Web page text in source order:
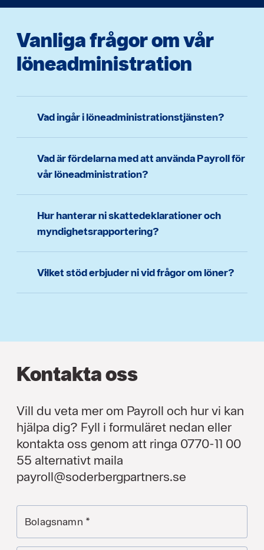
Vanliga frågor om vår
löne­administration
Vad ingår i löneadministrationstjänsten?
Vad är fördelarna med att använda Payroll för
vår löneadministration?
Hur hanterar ni skattedeklarationer och
myndighetsrapportering?
Vilket stöd erbjuder ni vid frågor om löner?
Kontakta oss
Vill du veta mer om Payroll och hur vi kan
hjälpa dig? Fyll i formuläret nedan eller
kontakta oss genom att ringa 0770-11 00
55 alternativt maila
payroll@soderbergpartners.se
Bolagsnamn *